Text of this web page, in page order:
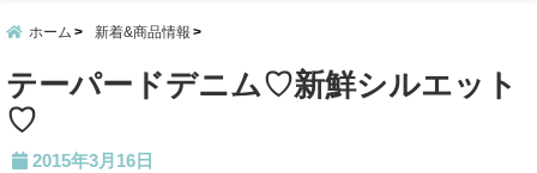
ホーム 新着&商品情報
テーパードデニム♡新鮮シルエット
♡
2015年3月16日